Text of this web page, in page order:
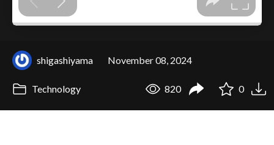
shigashiyama November 08, 2024
Technology 820 0